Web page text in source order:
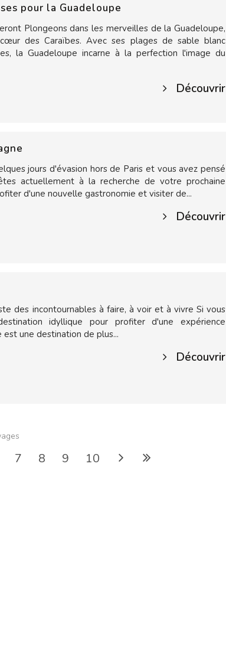
pour la Guadeloupe
Plongeons dans les merveilles de la Guadeloupe,
des Caraïbes. Avec ses plages de sable blanc
la Guadeloupe incarne à la perfection l'image du
Découvrir
jours d'évasion hors de Paris et vous avez pensé
actuellement à la recherche de votre prochaine
d'une nouvelle gastronomie et visiter de...
Découvrir
des incontournables à faire, à voir et à vivre Si vous
idyllique pour profiter d'une expérience
une destination de plus...
Découvrir
7 8 9 10